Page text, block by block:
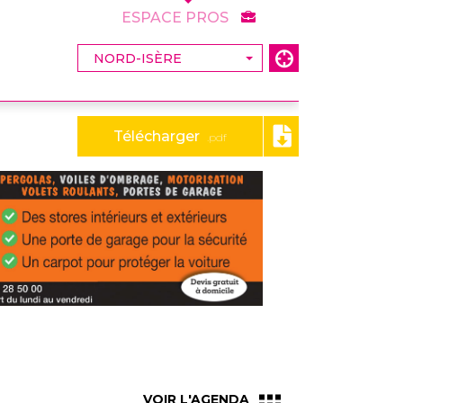
Télécharger .pdf
ESPACE PROS
VOIR L'AGENDA